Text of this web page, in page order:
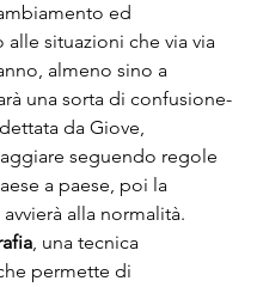
ed
alle situazioni che via via
almeno sino a
una sorta di confusione-
da Giove,
seguendo regole
a paese, poi la
alla normalità.
, una tecnica
permette di